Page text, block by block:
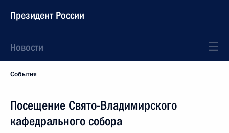
Президент России
Новости
События
Посещение Свято-Владимирского
кафедрального собора